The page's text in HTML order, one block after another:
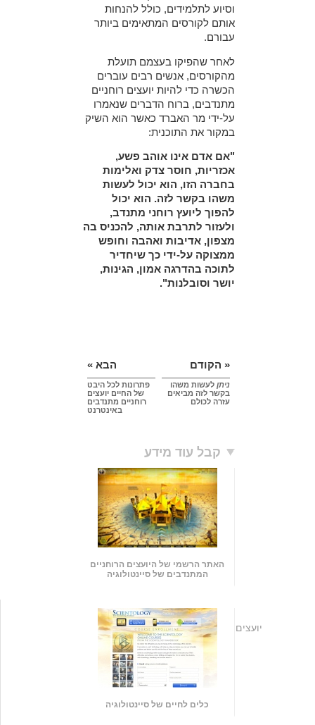
וסיוע לתלמידים, כולל להנחות
אותם לקורסים המתאימים ביותר
עבורם.
לאחר שהפיקו בעצמם תועלת
מהקורסים, אנשים רבים עוברים
הכשרה כדי להיות יועצים רוחניים
מתנדבים, ברוח הדברים שנאמרו
על-ידי מר האברד כאשר הוא השיק
במקור את התוכנית:
"אם אדם אינו אוהב פשע,
אכזריות, חוסר צדק ואלימות
בחברה הזו, הוא יכול לעשות
משהו בקשר לזה. הוא יכול
להפוך ליועץ רוחני מתנדב,
ולעזור לתרבת אותה, להכניס בה
מצפון, אדיבות ואהבה וחופש
ממצוקה על-ידי כך שיחדיר
לתוכה בהדרגה אמון, הגינות,
יושר וסובלנות".
« הקודם
ניתן לעשות משהו
בקשר לזה מביאים
עזרה לכולם
הבא »
פתרונות לכל היבט
של החיים יועצים
רוחניים מתנדבים
באינטרנט
קבל עוד מידע
האתר הרשמי של היועצים הרוחניים
המתנדבים של סיינטולוגיה
כלים לחיים של סיינטולוגיה
יועצים